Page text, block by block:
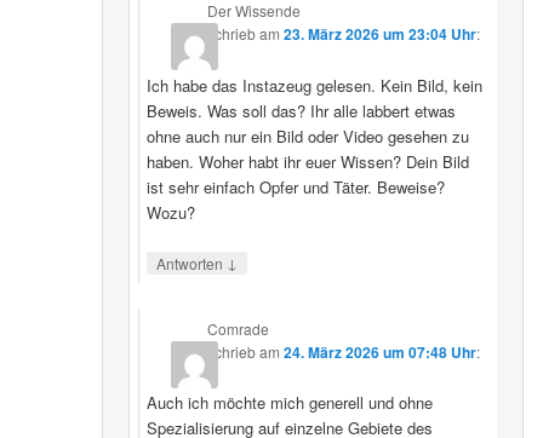
Der Wissende
schriebam23. März 2026 um 23:04 Uhr:
Ich habe das Instazeug gelesen. Kein Bild, kein
Beweis. Was soll das? Ihr alle labbert etwas
ohne auch nur ein Bild oder Video gesehen zu
haben. Woher habt ihr euer Wissen? Dein Bild
ist sehr einfach Opfer und Täter. Beweise?
Wozu?
Antworten ↓
Comrade
schriebam24. März 2026 um 07:48 Uhr:
Auch ich möchte mich generell und ohne
Spezialisierung auf einzelne Gebiete des